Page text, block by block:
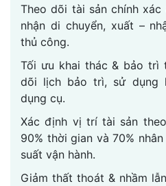
Theo dõi tài sản chính
nhận di chuyển, xuất –
thủ công.
Tối ưu khai thác & bảo trì
dõi lịch bảo trì, sử dụng
dụng cụ.
Xác định vị trí tài sản
90% thời gian và 70%
suất vận hành.
Giảm thất thoát & nhầm